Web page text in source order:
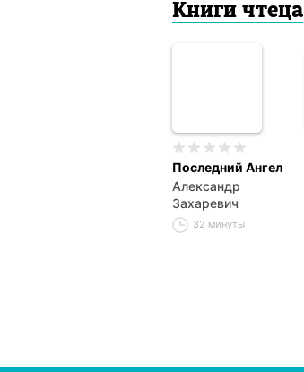
Книги чтеца
Последний Ангел
Александр
Захаревич
32 минуты